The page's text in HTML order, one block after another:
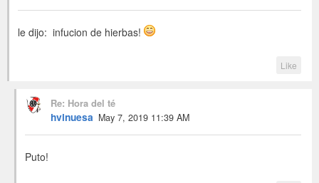
le dijo: infucion de hierbas!
Like
Re: Hora del té
hvinuesa May 7, 2019 11:39 AM
Puto!